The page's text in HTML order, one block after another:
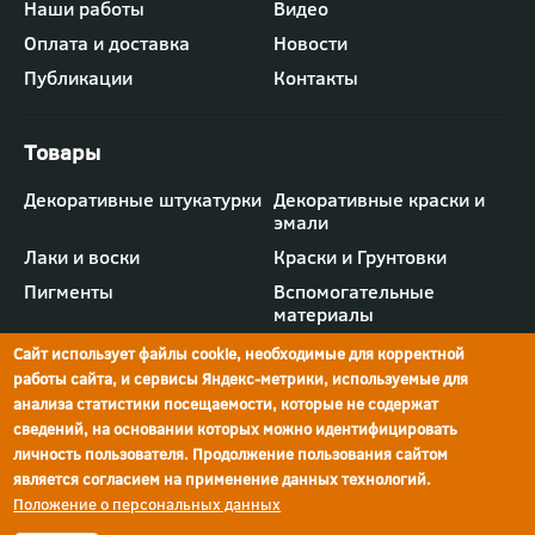
г.Ростов-на-Дону,
ул.Мечникова, д.134
просп. Шолохова, 211/4,
Ростов-на-Дону
меню
"Компания"
Наши работы
Видео
Оплата и доставка
Новости
Публикации
Контакты
Футер
-
меню
"Товары"
Декоративные штукатурки Декоративные краски и
эмали
Лаки и воски
Краски и Грунтовки
Пигменты
Вспомогательные
материалы
Политика конфиденциальности
Реквизиты компании
Сайт использует файлы cookie, необходимые для корректной
работы сайта, и сервисы Яндекс-метрики, используемые для
анализа статистики посещаемости, которые не содержат
сведений, на основании которых можно идентифицировать
личность пользователя. Продолжение пользования сайтом
является согласием на применение данных технологий.
Положение о персональных данных